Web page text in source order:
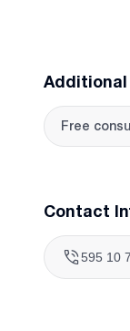
Free
Contact
595 10